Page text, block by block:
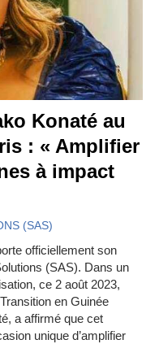
Konaté au
: « Amplifier
à impact
(SAS)
officiellement son
(SAS). Dans un
ce 2 août 2023,
en Guinée
a affirmé que cet
unique d’amplifier